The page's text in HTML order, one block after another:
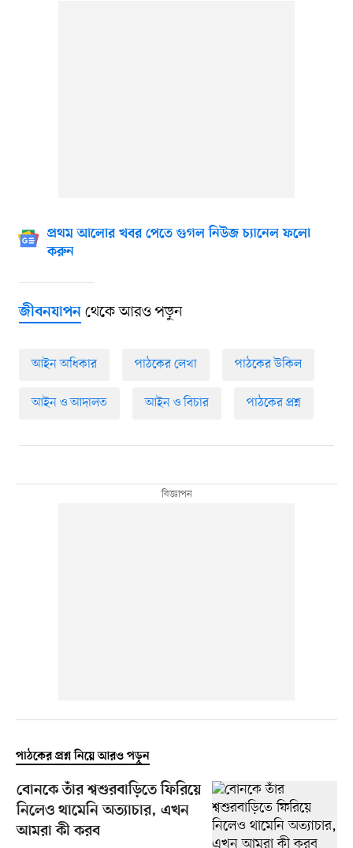
প্রথম আলোর খবর পেতে গুগল নিউজ চ্যানেল ফলো
করুন
জীবনযাপনথেকে আরও পড়ুন
আইন অধিকার পাঠকের লেখা পাঠকের উকিল
আইন ও আদালত আইন ও বিচার পাঠকের প্রশ্ন
পাঠকের প্রশ্ন নিয়ে আরও পড়ুন
বোনকে তাঁর শ্বশুরবাড়িতে ফিরিয়ে
নিলেও থামেনি অত্যাচার, এখন
আমরা কী করব